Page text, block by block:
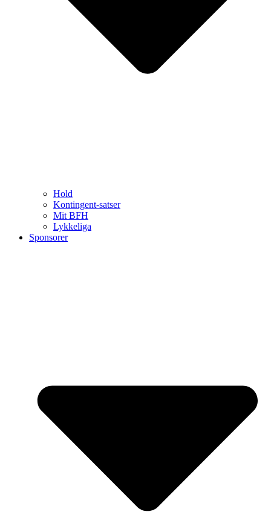
Hold
Kontingent-satser
Mit BFH
Lykkeliga
Sponsorer